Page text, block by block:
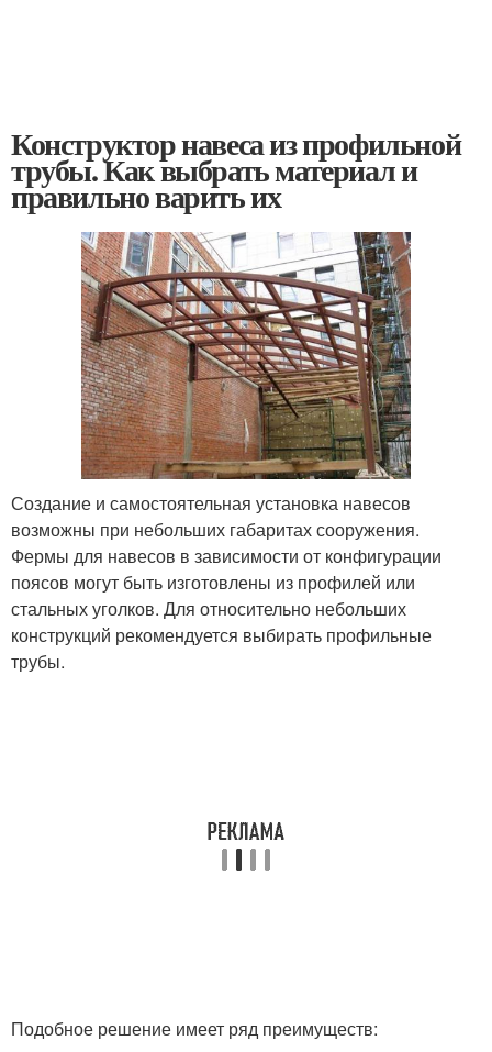
Конструктор навеса из профильной
трубы. Как выбрать материал и
правильно варить их
Создание и самостоятельная установка навесов
возможны при небольших габаритах сооружения.
Фермы для навесов в зависимости от конфигурации
поясов могут быть изготовлены из профилей или
стальных уголков. Для относительно небольших
конструкций рекомендуется выбирать профильные
трубы.
Подобное решение имеет ряд преимуществ: